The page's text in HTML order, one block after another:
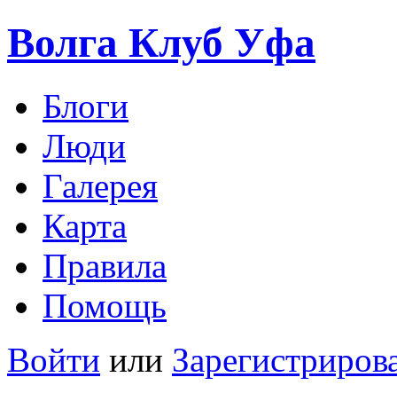
Волга Клуб Уфа
Блоги
Люди
Галерея
Карта
Правила
Помощь
Войти или